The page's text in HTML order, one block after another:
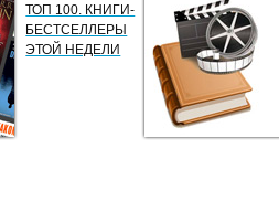
ТОП 100. КНИГИ-
БЕСТСЕЛЛЕРЫ
ЭТОЙ НЕДЕЛИ